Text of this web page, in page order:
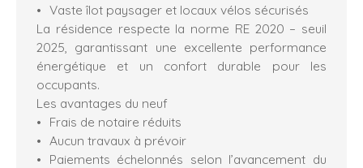
Vaste îlot paysager et locaux vélos sécurisés
La résidence respecte la norme RE 2020 – seuil
2025, garantissant une excellente performance
énergétique et un confort durable pour les
occupants.
Les avantages du neuf
Frais de notaire réduits
Aucun travaux à prévoir
Paiements échelonnés selon l’avancement du